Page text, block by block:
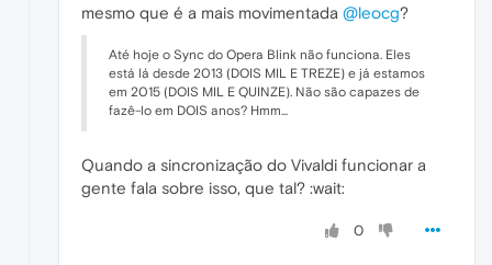
mesmo que é a mais movimentada @leocg?
Até hoje o Sync do Opera Blink não funciona. Eles
está lá desde 2013 (DOIS MIL E TREZE) e já estamos
em 2015 (DOIS MIL E QUINZE). Não são capazes de
fazê-lo em DOIS anos? Hmm...
Quando a sincronização do Vivaldi funcionar a
gente fala sobre isso, que tal? :wait:
0